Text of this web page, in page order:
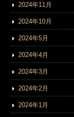
2024年11月
2024年10月
2024年5月
2024年4月
2024年3月
2024年2月
2024年1月